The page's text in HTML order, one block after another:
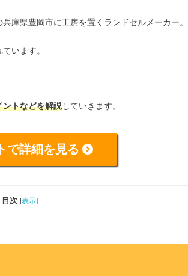
庫県豊岡市に工房を置くランドセルメーカー。
います。
ントなどを解説していきます。
で詳細を見る
目次 [表示]